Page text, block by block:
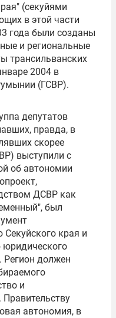
(секуйями
в этой части
года были созданы
и региональные
трансильванских
2004 в
(ГСВР).
депутатов
правда, в
скорее
выступили с
об автономии
ДСВР как
был
края и
юридического
Регион должен
и
автономия, в